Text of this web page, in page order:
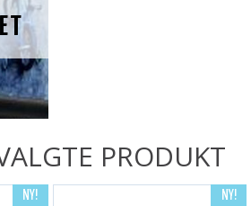
PRODUKT